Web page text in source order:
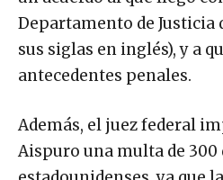
Departamento de Justicia
sus siglas en inglés), y a
antecedentes penales.
Además, el juez federal
Aispuro una multa de 300
estadounidenses, ya que